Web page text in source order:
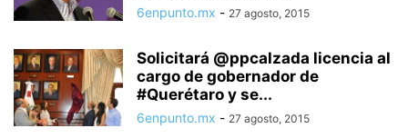
6enpunto.mx - 27 agosto, 2015
Solicitará @ppcalzada licencia al
cargo de gobernador de
#Querétaro y se...
6enpunto.mx - 27 agosto, 2015